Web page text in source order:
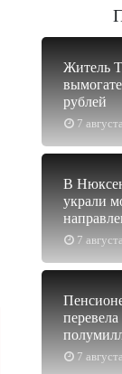
7 августа
Житель
рублей
7 августа
В
украли
7 августа